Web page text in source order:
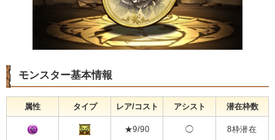
モンスター基本情報
属性 タイプ レア/コスト アシスト 潜在枠数
★9/90 ◯ 8枠潜在